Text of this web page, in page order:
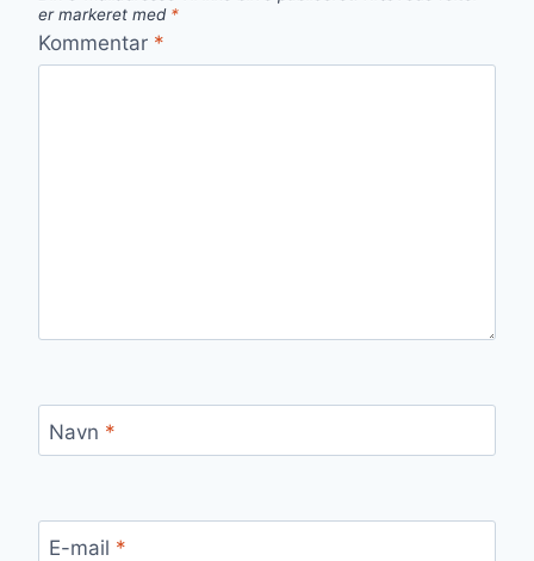
er markeret med *
Kommentar *
Navn *
E-mail *